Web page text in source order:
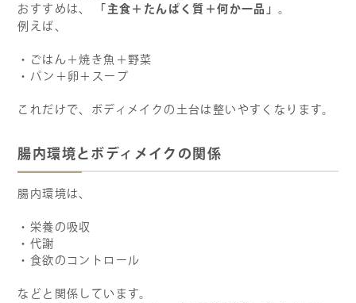
おすすめは、
「主食＋たんぱく質＋何か一品」
例えば、
・ごはん＋焼き魚＋野菜
・パン＋卵＋スープ
これだけで、ボディメイクの土台は整いやすくなります。
腸内環境とボディメイクの関係
腸内環境は、
・栄養の吸収
・代謝
・食欲のコントロール
などと関係しています。